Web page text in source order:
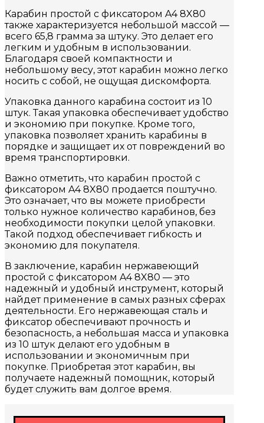
Карабин простой с фиксатором A4 8X80
также характеризуется небольшой массой —
всего 65,8 грамма за штуку. Это делает его
легким и удобным в использовании.
Благодаря своей компактности и
небольшому весу, этот карабин можно легко
носить с собой, не ощущая дискомфорта.
Упаковка данного карабина состоит из 10
штук. Такая упаковка обеспечивает удобство
и экономию при покупке. Кроме того,
упаковка позволяет хранить карабины в
порядке и защищает их от повреждений во
время транспортировки.
Важно отметить, что карабин простой с
фиксатором A4 8X80 продается поштучно.
Это означает, что вы можете приобрести
только нужное количество карабинов, без
необходимости покупки целой упаковки.
Такой подход обеспечивает гибкость и
экономию для покупателя.
В заключение, карабин нержавеющий
простой с фиксатором A4 8X80 — это
надежный и удобный инструмент, который
найдет применение в самых разных сферах
деятельности. Его нержавеющая сталь и
фиксатор обеспечивают прочность и
безопасность, а небольшая масса и упаковка
из 10 штук делают его удобным в
использовании и экономичным при
покупке. Приобретая этот карабин, вы
получаете надежный помощник, который
будет служить вам долгое время.